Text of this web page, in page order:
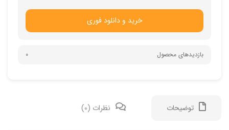
خرید و دانلود فوری
بازدیدهای محصول 0
توضیحات نظرات (0)